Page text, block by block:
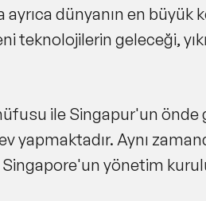
dünyanın en büyük
geleceği,
ile Singapur'un önde
yapmaktadır. Aynı
yönetim